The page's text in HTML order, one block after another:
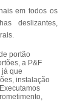
em todos os
deslizantes,
portão
a P&F
já que
instalação